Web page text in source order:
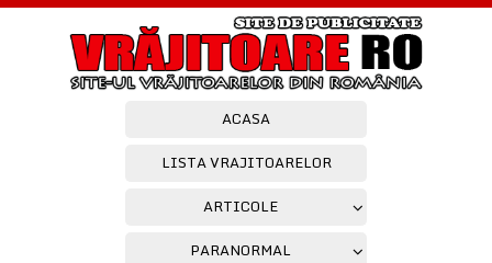
ACASA
LISTA VRAJITOARELOR
ARTICOLE
PARANORMAL